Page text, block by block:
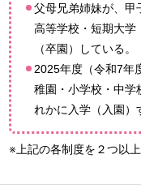
父母兄弟姉妹が、甲
高等学校・短期大学
（卒園）している。
2025年度（令和7年
稚園・小学校・中学
れかに入学（入園）
※上記の各制度を２つ以